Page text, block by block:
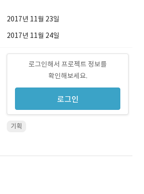
2017년 11월 23일
2017년 11월 24일
로그인해서 프로젝트 정보를
확인해보세요.
로그인
기획